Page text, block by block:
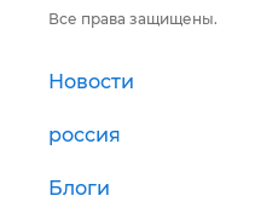
Все права защищены.
Новости
россия
Блоги